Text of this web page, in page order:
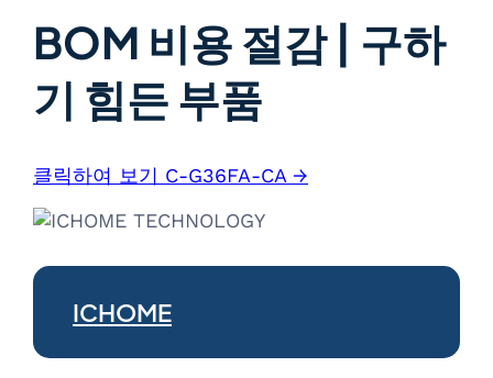
BOM 비용 절감 | 구하
기 힘든 부품
클릭하여 보기 C-G36FA-CA →
ICHOME